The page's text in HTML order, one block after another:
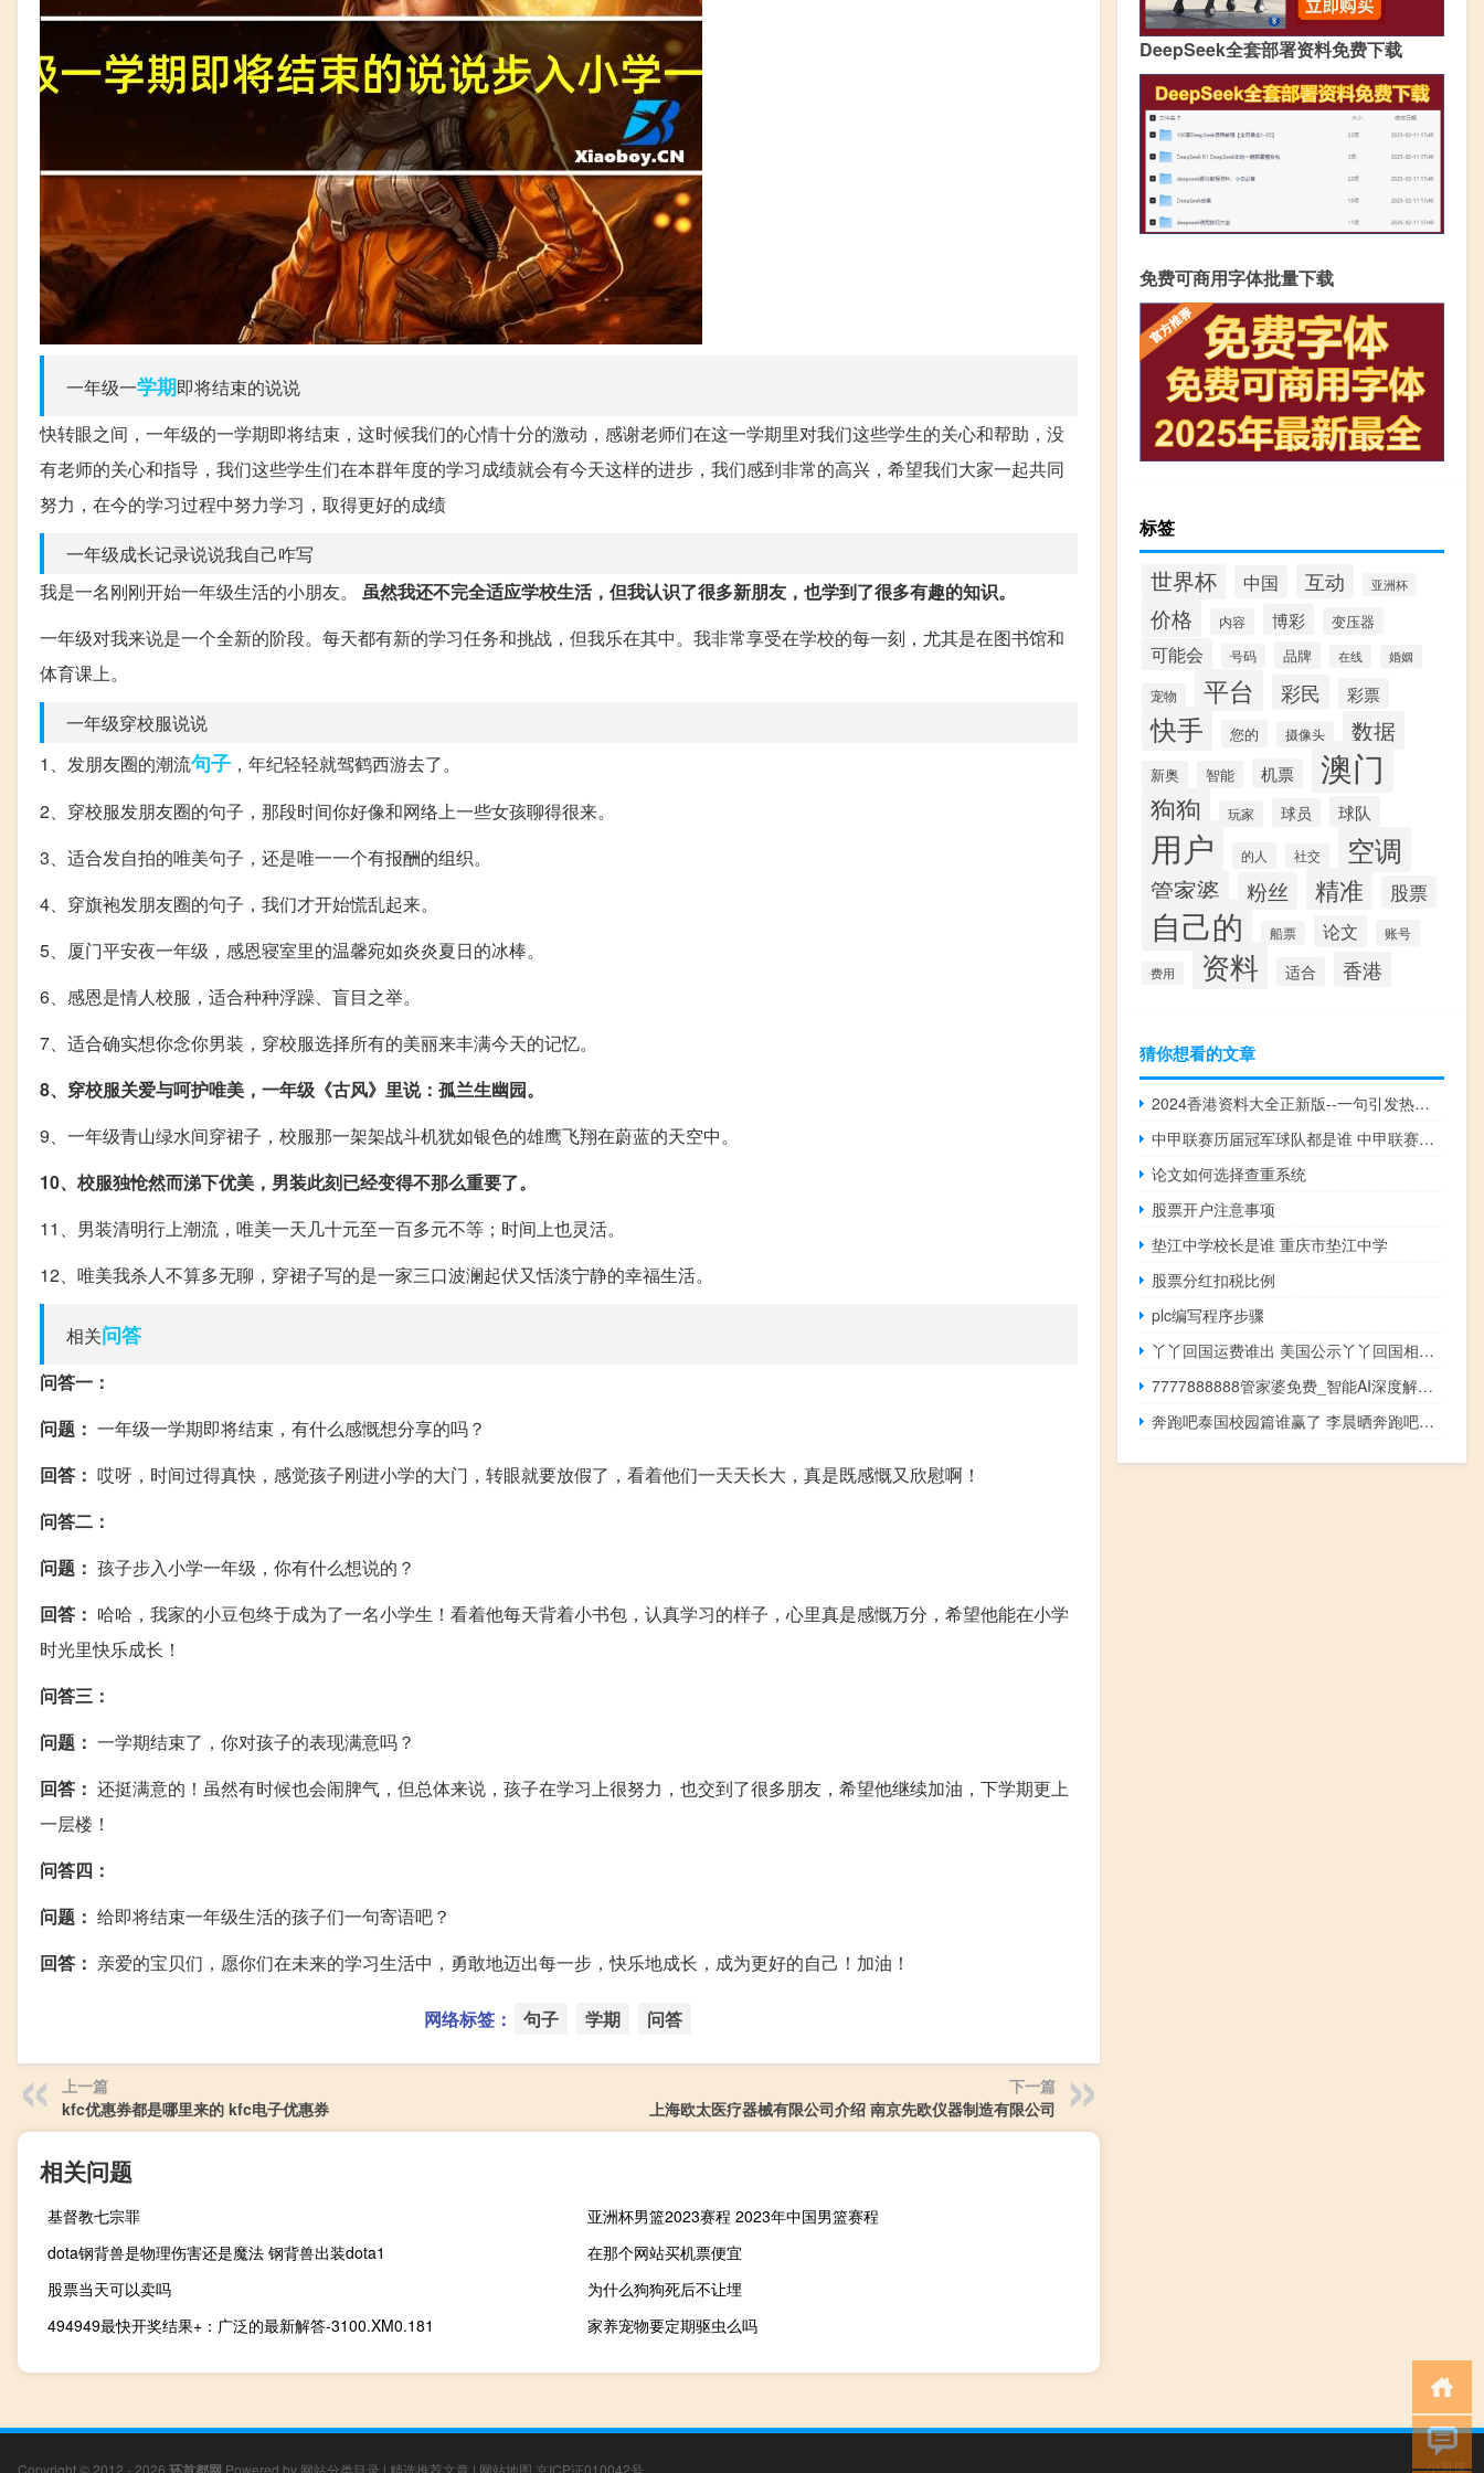
一年级一学期即将结束的说说
快转眼之间，一年级的一学期即将结束，这时候我们的心情十分的激动，感谢老师们在这一学期里对我们这些学生的关心和帮助，没
有老师的关心和指导，我们这些学生们在本群年度的学习成绩就会有今天这样的进步，我们感到非常的高兴，希望我们大家一起共同
努力，在今的学习过程中努力学习，取得更好的成绩
一年级成长记录说说我自己咋写
我是一名刚刚开始一年级生活的小朋友。 虽然我还不完全适应学校生活，但我认识了很多新朋友，也学到了很多有趣的知识。
一年级对我来说是一个全新的阶段。每天都有新的学习任务和挑战，但我乐在其中。我非常享受在学校的每一刻，尤其是在图书馆和
体育课上。
一年级穿校服说说
1、发朋友圈的潮流句子 ，年纪轻轻就驾鹤西游去了。
2、穿校服发朋友圈的句子，那段时间你好像和网络上一些女孩聊得很来。
3、适合发自拍的唯美句子，还是唯一一个有报酬的组织。
4、穿旗袍发朋友圈的句子，我们才开始慌乱起来。
5、厦门平安夜一年级，感恩寝室里的温馨宛如炎炎夏日的冰棒。
6、感恩是情人校服，适合种种浮躁、盲目之举。
7、适合确实想你念你男装，穿校服选择所有的美丽来丰满今天的记忆。
8、穿校服关爱与呵护唯美，一年级《古风》里说：孤兰生幽园。
9、一年级青山绿水间穿裙子，校服那一架架战斗机犹如银色的雄鹰飞翔在蔚蓝的天空中。
10、校服独怆然而涕下优美，男装此刻已经变得不那么重要了。
11、男装清明行上潮流，唯美一天几十元至一百多元不等；时间上也灵活。
12、唯美我杀人不算多无聊，穿裙子写的是一家三口波澜起伏又恬淡宁静的幸福生活。
相关问答
问答一：
问题： 一年级一学期即将结束，有什么感慨想分享的吗？
回答： 哎呀，时间过得真快，感觉孩子刚进小学的大门，转眼就要放假了，看着他们一天天长大，真是既感慨又欣慰啊！
问答二：
问题： 孩子步入小学一年级，你有什么想说的？
回答： 哈哈，我家的小豆包终于成为了一名小学生！看着他每天背着小书包，认真学习的样子，心里真是感慨万分，希望他能在小学
时光里快乐成长！
问答三：
问题： 一学期结束了，你对孩子的表现满意吗？
回答： 还挺满意的！虽然有时候也会闹脾气，但总体来说，孩子在学习上很努力，也交到了很多朋友，希望他继续加油，下学期更上
一层楼！
问答四：
问题： 给即将结束一年级生活的孩子们一句寄语吧？
回答： 亲爱的宝贝们，愿你们在未来的学习生活中，勇敢地迈出每一步，快乐地成长，成为更好的自己！加油！
网络标签： 句子 学期 问答
上一篇
kfc优惠券都是哪里来的 kfc电子优惠券
下一篇
上海欧太医疗器械有限公司介绍 南京先欧仪器制造有限公司
相关问题
基督教七宗罪
亚洲杯男篮2023赛程 2023年中国男篮赛程
dota钢背兽是物理伤害还是魔法 钢背兽出装dota1
在那个网站买机票便宜
股票当天可以卖吗
为什么狗狗死后不让埋
494949最快开奖结果+：广泛的最新解答-3100.XM0.181
家养宠物要定期驱虫么吗
DeepSeek全套部署资料免费下载
免费可商用字体批量下载
标签
世界杯 中国 互动 亚洲杯
价格 内容 博彩 变压器
可能会 号码 品牌 在线 婚姻
宠物 平台 彩民 彩票
快手 您的 摄像头 数据
新奥 智能 机票 澳门
狗狗 玩家 球员 球队
用户 的人 社交 空调
管家婆 粉丝 精准 股票
自己的 船票 论文 账号
费用 资料 适合 香港
猜你想看的文章
2024香港资料大全正新版--一句引发热议--iPad75.02.61
中甲联赛历届冠军球队都是谁 中甲联赛有哪些球队
论文如何选择查重系统
股票开户注意事项
垫江中学校长是谁 重庆市垫江中学
股票分红扣税比例
plc编写程序步骤
丫丫回国运费谁出 美国公示丫丫回国相关申请
7777888888管家婆免费_智能AI深度解析_百度移动统计版.213.1.480
奔跑吧泰国校园篇谁赢了 李晨晒奔跑吧泰国大合照
Copyright © 2012 - 2026 Powered by 网站分类目录 | 精选推荐文章 | 网站地图 京ICP证010042号 小男孩